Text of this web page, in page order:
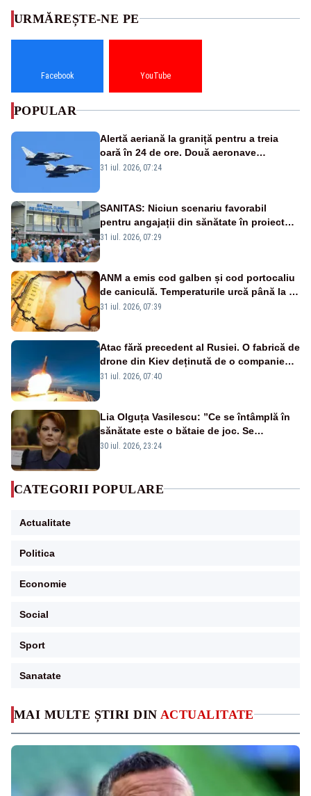
MAI MULTE ȘTIRI DIN ACTUALITATE
URMĂREȘTE-NE PE
Facebook YouTube
POPULAR
Alertă aeriană la graniță pentru a treia
oară în 24 de ore. Două aeronave
Eurofighter britanice au fost ridicate de la
31 iul. 2026, 07:24
SANITAS: Niciun scenariu favorabil
pentru angajații din sănătate în proiectul
Legii salarizării
31 iul. 2026, 07:29
ANM a emis cod galben și cod portocaliu
de caniculă. Temperaturile urcă până la 38
de grade, iar nopțile devin tropicale
31 iul. 2026, 07:39
Atac fără precedent al Rusiei. O fabrică de
drone din Kiev deținută de o companie
americană, distrusă de o rachetă
31 iul. 2026, 07:40
Lia Olguța Vasilescu: ”Ce se întâmplă în
sănătate este o bătaie de joc. Se
guvernează extraordinar de prost”
30 iul. 2026, 23:24
CATEGORII POPULARE
Actualitate
Politica
Economie
Social
Sport
Sanatate